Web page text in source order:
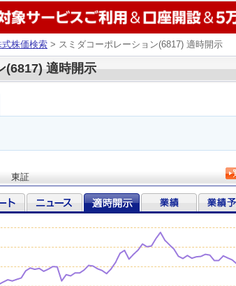
式株価検索 > スミダコーポレーション(6817) 適時開示
(6817) 適時開示
東証